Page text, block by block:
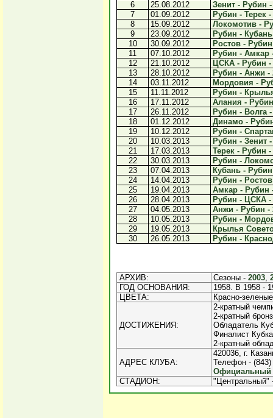
6
25.08.2012
Зенит - Рубин -
7
01.09.2012
Рубин - Терек -
8
15.09.2012
Локомотив -
9
23.09.2012
Рубин -
10
30.09.2012
Ростов -
11
07.10.2012
Рубин - Амкар
12
21.10.2012
ЦСКА - Рубин -
13
28.10.2012
Рубин - Анжи -
14
03.11.2012
Мордовия -
15
11.11.2012
Рубин -
16
17.11.2012
Алания -
17
26.11.2012
Рубин - Волга
18
01.12.2012
Динамо -
19
10.12.2012
Рубин -
20
10.03.2013
Рубин - Зенит
21
17.03.2013
Терек - Рубин -
22
30.03.2013
Рубин -
23
07.04.2013
Кубань -
24
14.04.2013
Рубин -
25
19.04.2013
Амкар - Рубин
26
28.04.2013
Рубин - ЦСКА -
27
04.05.2013
Анжи - Рубин -
28
10.05.2013
Рубин -
29
19.05.2013
Крылья
30
26.05.2013 Рубин -
АРХИВ: Сезоны - 2003,
ГОД ОСНОВАНИЯ:
1958. В 1958 -
ЦВЕТА:
Красно-
ДОСТИЖЕНИЯ:
2-кратный
2-кратный
Обладатель
Финалист
2-кратный
АДРЕС КЛУБА:
420036, г.
Телефон - (843)
Официальный
СТАДИОН:
"Центральный"